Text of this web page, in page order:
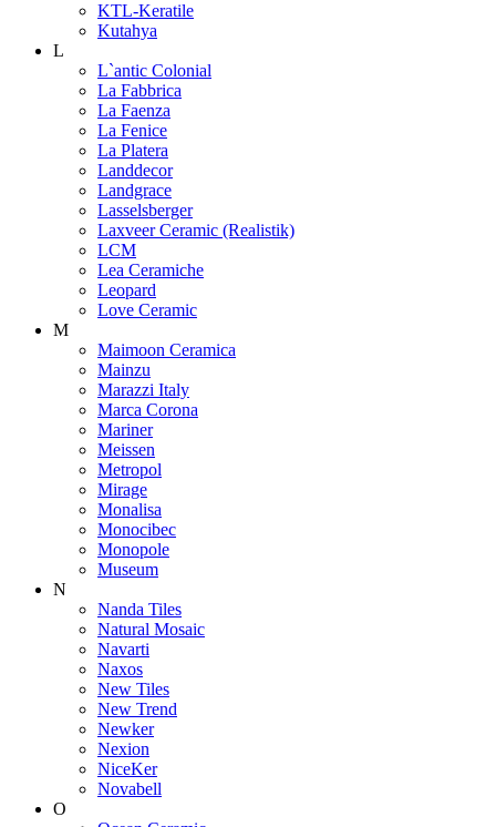
KTL-Keratile
Kutahya
L
L`antic Colonial
La Fabbrica
La Faenza
La Fenice
La Platera
Landdecor
Landgrace
Lasselsberger
Laxveer Ceramic (Realistik)
LCM
Lea Ceramiche
Leopard
Love Ceramic
M
Maimoon Ceramica
Mainzu
Marazzi Italy
Marca Corona
Mariner
Meissen
Metropol
Mirage
Monalisa
Monocibec
Monopole
Museum
N
Nanda Tiles
Natural Mosaic
Navarti
Naxos
New Tiles
New Trend
Newker
Nexion
NiceKer
Novabell
O